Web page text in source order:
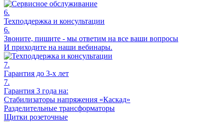
6.
Техподдержка и консультации
6.
Звоните, пишите - мы ответим на все ваши вопросы
И приходите на наши вебинары.
7.
Гарантия до 3-х лет
7.
Гарантия 3 года на:
Стабилизаторы напряжения «Каскад»
Разделительные трансформаторы
Щитки розеточные